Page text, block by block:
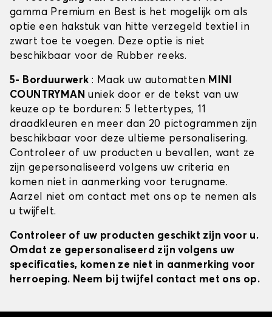
gamma Premium en Best is het mogelijk om als
optie een hakstuk van hitte verzegeld textiel in
zwart toe te voegen. Deze optie is niet
beschikbaar voor de Rubber reeks.
5- Borduurwerk : Maak uw automatten MINI
COUNTRYMAN uniek door er de tekst van uw
keuze op te borduren: 5 lettertypes, 11
draadkleuren en meer dan 20 pictogrammen zijn
beschikbaar voor deze ultieme personalisering.
Controleer of uw producten u bevallen, want ze
zijn gepersonaliseerd volgens uw criteria en
komen niet in aanmerking voor terugname.
Aarzel niet om contact met ons op te nemen als
u twijfelt.
Controleer of uw producten geschikt zijn voor u.
Omdat ze gepersonaliseerd zijn volgens uw
specificaties, komen ze niet in aanmerking voor
herroeping. Neem bij twijfel contact met ons op.